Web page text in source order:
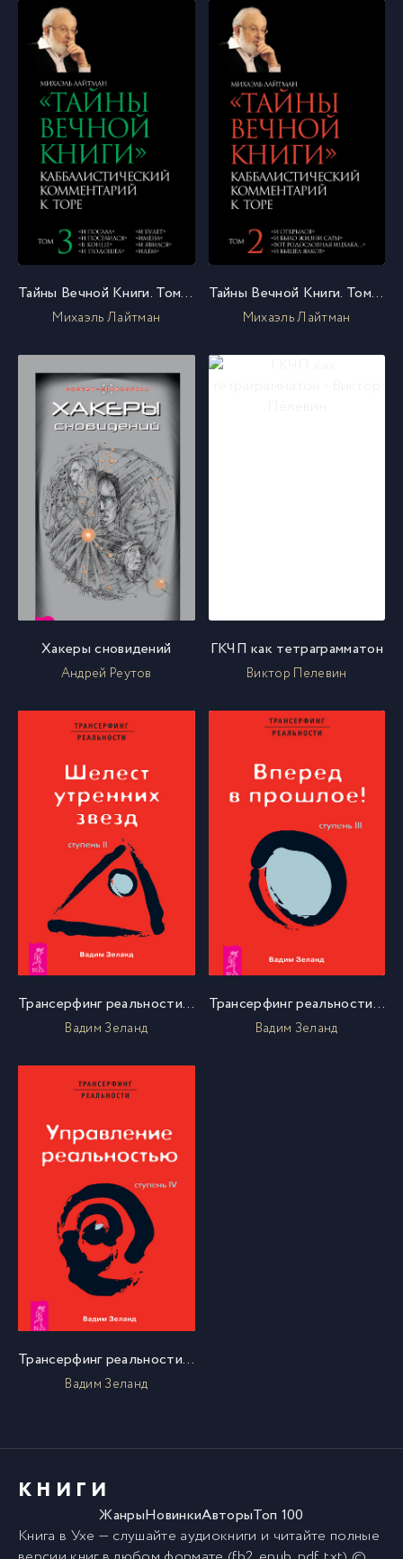
Тайны Вечной Книги. Том 3. «И послал», «И поселился», «В конце», «И подошел», «И будет», «Имена», «И явился», «Идем»
Михаэль Лайтман
Тайны Вечной Книги. Том 2. «И открылся», «И было жизни Сары», «Вот родословная Ицхака», «И вышел Яаков»
Михаэль Лайтман
Хакеры сновидений
Андрей Реутов
ГКЧП как тетраграмматон
Виктор Пелевин
Трансерфинг реальности. Ступень II: Шелест утренних звезд
Вадим Зеланд
Трансерфинг реальности. Ступень III: Вперед в прошлое!
Вадим Зеланд
Трансерфинг реальности. Ступень IV: Управление реальностью
Вадим Зеланд
КНИГИ
ЖанрыНовинкиАвторыТоп 100
Книга в Ухе — слушайте аудиокниги и читайте полные